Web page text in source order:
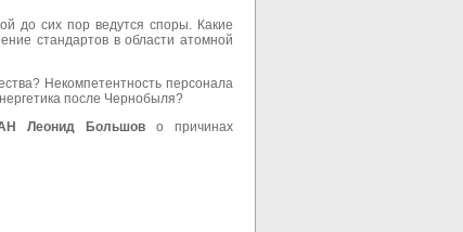
до сих пор ведутся споры. Какие
стандартов в области атомной
Некомпетентность персонала
после Чернобыля?
Леонид Большово причинах